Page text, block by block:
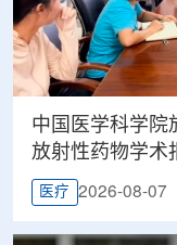
中国医学科学院
放射性药物学术
医疗 2026-08-07